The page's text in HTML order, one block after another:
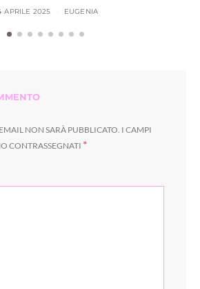
APRILE 2025 EUGENIA
NON SARÀ PUBBLICATO. I CAMPI
CONTRASSEGNATI *